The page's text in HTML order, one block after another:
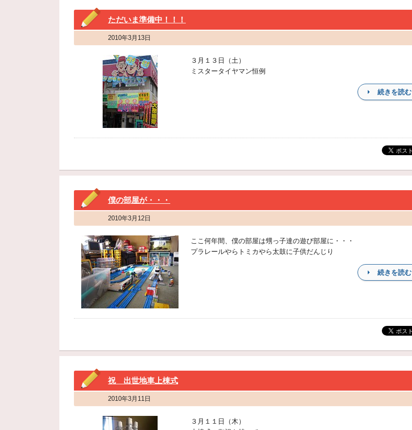
ただいま準備中！！！
2010年3月13日
３月１３日（土）
ミスタータイヤマン恒例
続きを読む
僕の部屋が・・・
2010年3月12日
ここ何年間、僕の部屋は甥っ子達の遊び部屋に・・・
プラレールやらトミカやら太鼓に子供だんじり
続きを読む
祝 出世地車上棟式
2010年3月11日
３月１１日（木）